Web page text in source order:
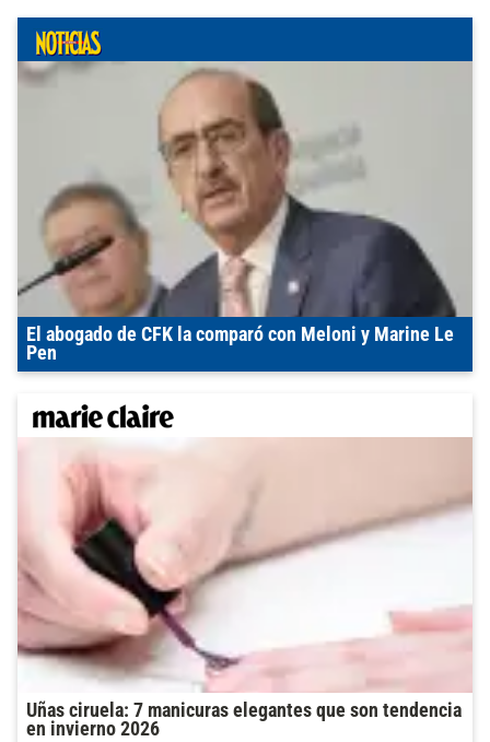
El abogado de CFK la comparó con Meloni y Marine Le
Pen
Uñas ciruela: 7 manicuras elegantes que son tendencia
en invierno 2026